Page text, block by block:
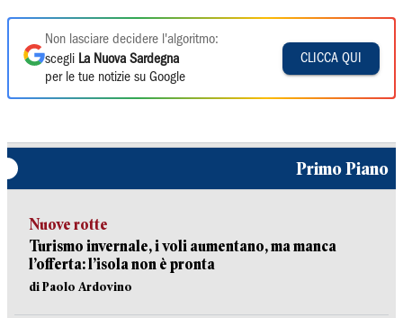
Non lasciare decidere l'algoritmo:
scegli La Nuova Sardegna
per le tue notizie su Google
CLICCA QUI
Primo Piano
Nuove rotte
Turismo invernale, i voli aumentano, ma manca
l’offerta: l’isola non è pronta
di Paolo Ardovino